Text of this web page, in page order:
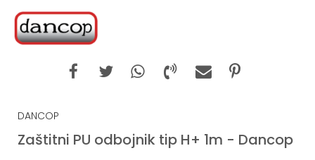
DANCOP
Zaštitni PU odbojnik tip H+ 1m - Dancop